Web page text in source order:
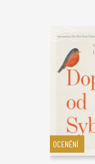
OCENĚNÍ